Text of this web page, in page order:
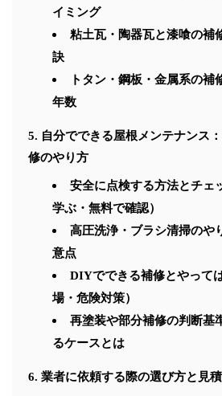
イミング
粘土瓦・陶器瓦と漆喰の補
訣
トタン・鋼板・金属系の補
年数
自分でできる屋根メンテナンス
修のやり方
安全に点検する方法とチェ
学ぶ・無料で確認）
高圧洗浄・ブラシ清掃のや
意点
DIYでできる補修とやって
場・危険対策）
再塗装や部分補修の判断基
るケースとは
業者に依頼する際の選び方と見